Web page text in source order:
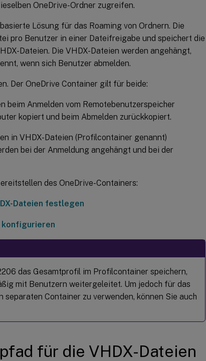
OneDrive-Ordner zugreifen.
Lösung für das Roaming von Ordnern. Die
pro Benutzer in einer Dateifreigabe und speichert die
Dateien. Die VHDX-Dateien werden angehängt,
wenn sich Benutzer abmelden.
Der OneDrive Container gilt für beide:
beim Anmelden vom Remotebenutzerspeicher
kopiert und beim Abmelden zurückkopiert.
in VHDX-Dateien (Profilcontainer genannt)
bei der Anmeldung angehängt und bei der
des OneDrive-Containers:
Dateien festlegen
konfigurieren
das Gesamtprofil im Profilcontainer speichern,
mit Benutzern weitergeleitet. Um jedoch für das
separaten Container zu verwenden, können Sie auch
für die VHDX-Dateien